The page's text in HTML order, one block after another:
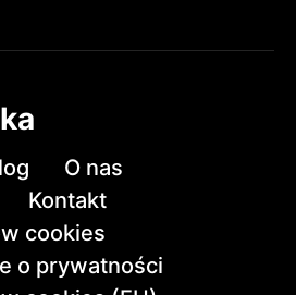
O nas
Kontakt
cookies
o prywatności